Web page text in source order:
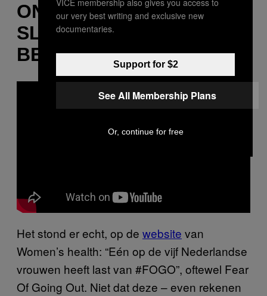
ONDER ONS TALLOZE
SLACHTOFFERS
BESTAAN VAN FOGO
Het stond er echt, op de website van
Women’s health: “Eén op de vijf Nederlandse
vrouwen heeft last van #FOGO”, oftewel Fear
Of Going Out. Niet dat deze – even rekenen
our very best writing and exclusive new
documentaries.
Support for $2
See All Membership Plans
Or, continue for free